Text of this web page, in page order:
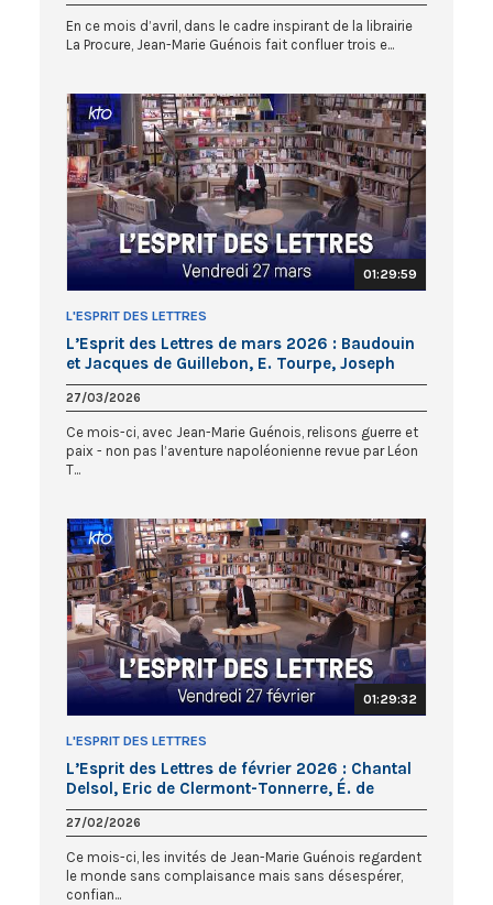
En ce mois d’avril, dans le cadre inspirant de la librairie
La Procure, Jean-Marie Guénois fait confluer trois e...
01:29:59
L'ESPRIT DES LETTRES
L’Esprit des Lettres de mars 2026 : Baudouin
et Jacques de Guillebon, E. Tourpe, Joseph
Yacoub
27/03/2026
Ce mois-ci, avec Jean-Marie Guénois, relisons guerre et
paix - non pas l’aventure napoléonienne revue par Léon
T...
01:29:32
L'ESPRIT DES LETTRES
L’Esprit des Lettres de février 2026 : Chantal
Delsol, Eric de Clermont-Tonnerre, É. de
Montéty
27/02/2026
Ce mois-ci, les invités de Jean-Marie Guénois regardent
le monde sans complaisance mais sans désespérer,
confian...